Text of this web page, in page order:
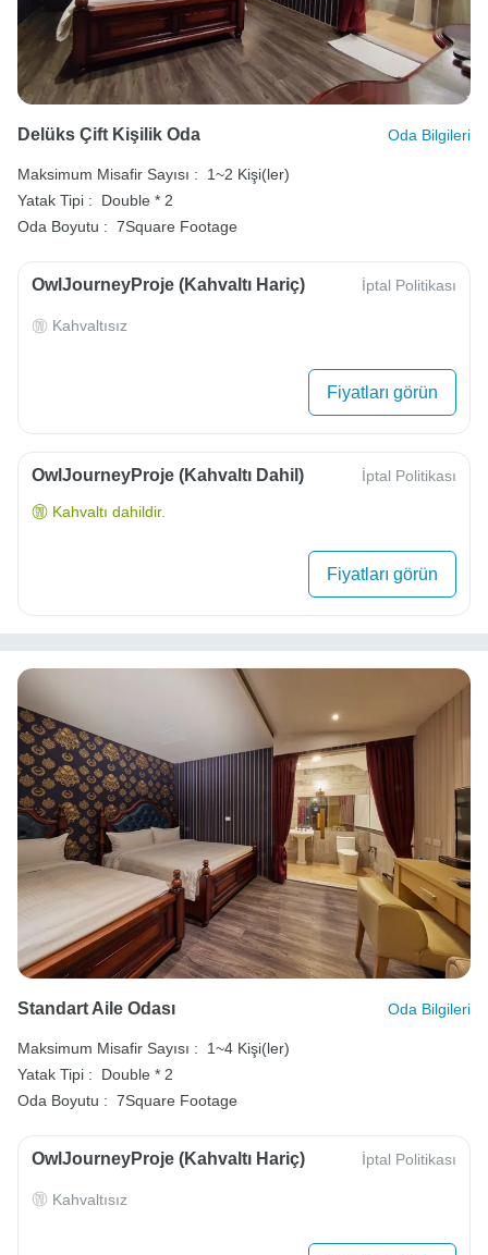
Delüks Çift Kişilik Oda Oda Bilgileri
Maksimum Misafir Sayısı :
1~2 Kişi(ler)
Yatak Tipi :
Double * 2
Oda Boyutu : 7Square Footage
OwlJourneyProje (Kahvaltı Hariç) İptal Politikası
Kahvaltısız
Fiyatları görün
OwlJourneyProje (Kahvaltı Dahil) İptal Politikası
Kahvaltı dahildir.
Fiyatları görün
Standart Aile Odası Oda Bilgileri
Maksimum Misafir Sayısı :
1~4 Kişi(ler)
Yatak Tipi :
Double * 2
Oda Boyutu : 7Square Footage
OwlJourneyProje (Kahvaltı Hariç) İptal Politikası
Kahvaltısız